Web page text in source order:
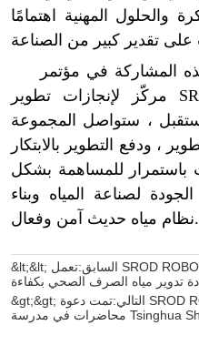
&lt;&lt; السابق:تعمل SROD ROBOTICS على تمكين محطات الطاقة
تدوير مياه الصرف الصحي بكفاءة
&gt;&gt; التالي:تمت دعوة SROD ROBOTICS مرة أخرى لإلقاء